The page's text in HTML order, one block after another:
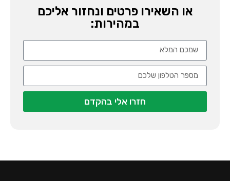
או השאירו פרטים ונחזור אליכם
במהירות:
חזרו אלי בהקדם